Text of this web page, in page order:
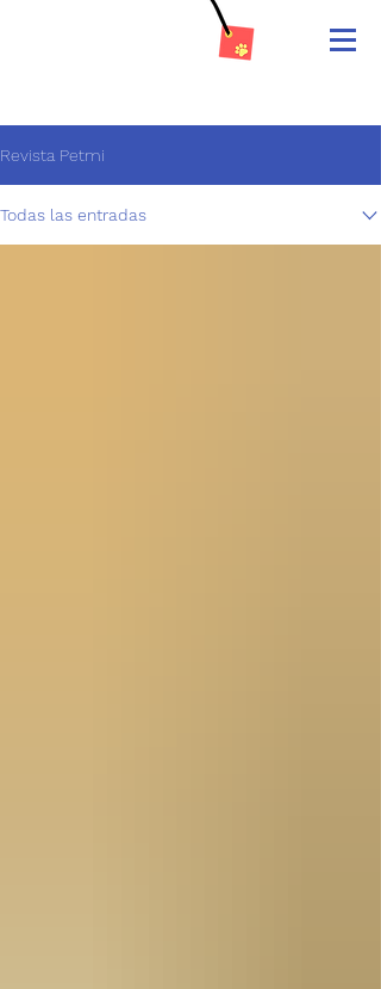
Revista Petmi
Todas las entradas